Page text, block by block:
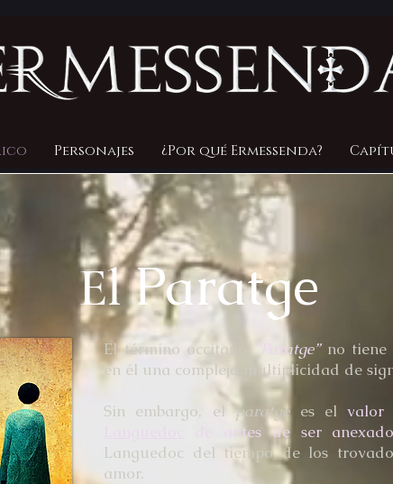
Personajes ¿Por qué Ermessenda?
ElParatge
El término occitano “Paratge”no tiene
en él una compleja multiplicidad de
Sin embargo, elparatgees elvalor
de antes de ser
Languedoc del tiempo de los
amor.